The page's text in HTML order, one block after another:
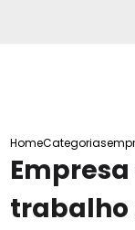
HomeCategorias
trabalho